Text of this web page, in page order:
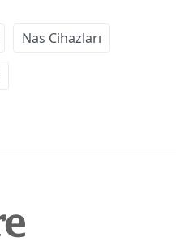
Nas Cihazları